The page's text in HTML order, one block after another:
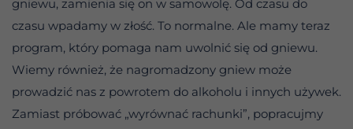
gniewu, zamienia się on w samowolę. Od czasu do
czasu wpadamy w złość. To normalne. Ale mamy teraz
program, który pomaga nam uwolnić się od gniewu.
Wiemy również, że nagromadzony gniew może
prowadzić nas z powrotem do alkoholu i innych używek.
Zamiast próbować „wyrównać rachunki”, popracujmy